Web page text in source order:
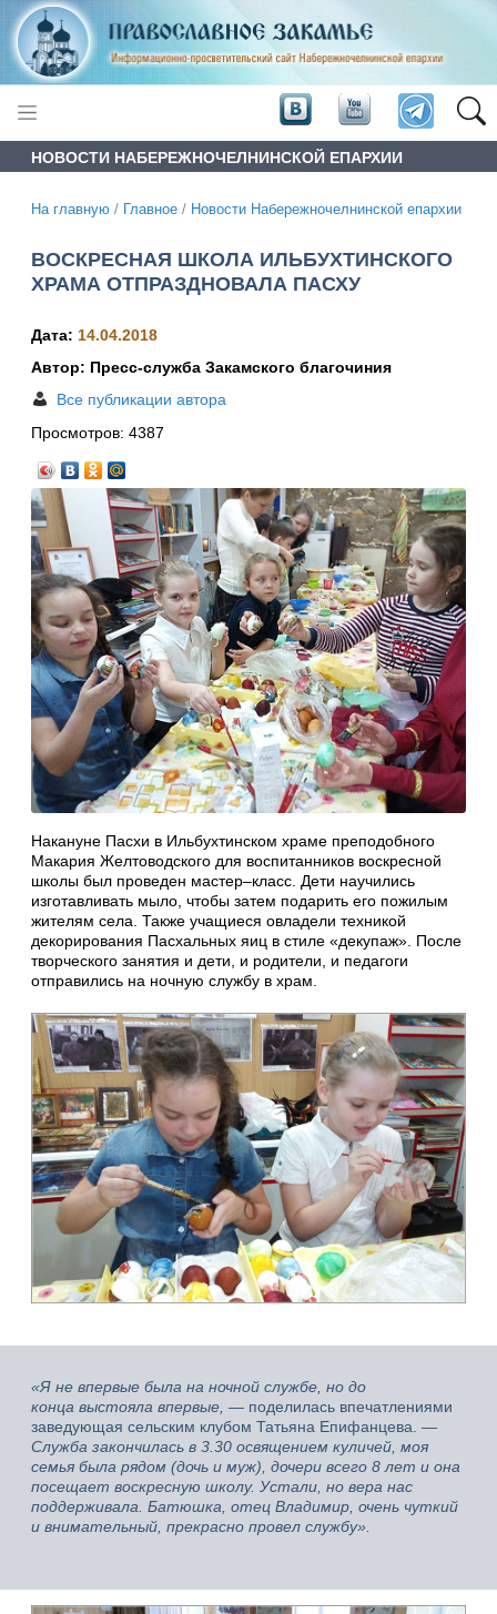
НОВОСТИ НАБЕРЕЖНОЧЕЛНИНСКОЙ ЕПАРХИИ
На главную / Главное / Новости Набережночелнинской епархии
ВОСКРЕСНАЯ ШКОЛА ИЛЬБУХТИНСКОГО
ХРАМА ОТПРАЗДНОВАЛА ПАСХУ
Дата: 14.04.2018
Автор: Пресс-служба Закамского благочиния
Все публикации автора
Просмотров: 4387
Накануне Пасхи в Ильбухтинском храме преподобного
Макария Желтоводского для воспитанников воскресной
школы был проведен мастер–класс. Дети научились
изготавливать мыло, чтобы затем подарить его пожилым
жителям села. Также учащиеся овладели техникой
декорирования Пасхальных яиц в стиле «декупаж». После
творческого занятия и дети, и родители, и педагоги
отправились на ночную службу в храм.
«Я не впервые была на ночной службе, но до
конца выстояла впервые, — поделилась впечатлениями
заведующая сельским клубом Татьяна Епифанцева. —
Служба закончилась в 3.30 освящением куличей, моя
семья была рядом (дочь и муж), дочери всего 8 лет и она
посещает воскресную школу. Устали, но вера нас
поддерживала. Батюшка, отец Владимир, очень чуткий
и внимательный, прекрасно провел службу».